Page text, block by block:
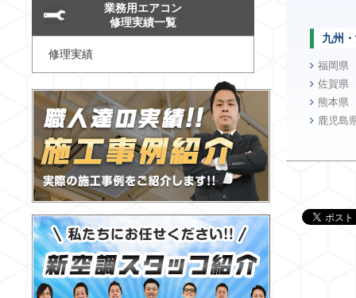
九州
福岡県
佐賀県
熊本県
鹿児島
業務用エアコン
修理実績一覧
修理実績